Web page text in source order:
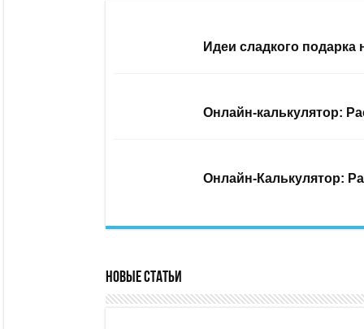
Идеи сладкого
Онлайн-калькулятор:
Онлайн-Калькулятор:
Новые статьи